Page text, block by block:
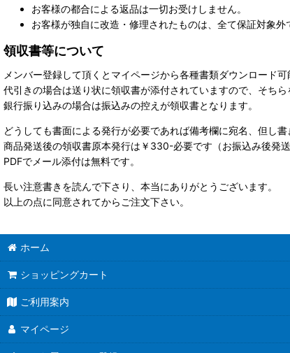
お客様の都合による返品は一切お受けしません。
お客様が独自に改造・修理されたものは、全て保証対象外
領収書等について
メンバー登録して頂くとマイページから各種書類ダウンロード可
代引きの場合は送り状に領収書が添付されていますので、そちら
銀行振り込みの場合は振込みの控えが領収書となります。
どうしても書面による発行が必要であれば備考欄に宛名、但し
商品発送後の領収書原本発行は￥330-必要です（お振込み後発送
PDFでメール添付は無料です。
長い注意書きを読んで下さり、本当にありがとうございます。
以上の点に同意されてからご注文下さい。
ホーム
ショッピングカート
ご利用案内
マイページ